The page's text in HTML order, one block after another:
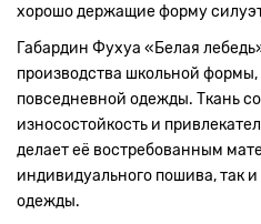
хорошо держащие форму
Габардин Фухуа «Белая
производства школьной
повседневной одежды. Ткань
износостойкость и
делает её востребованным
индивидуального пошива, так
одежды.